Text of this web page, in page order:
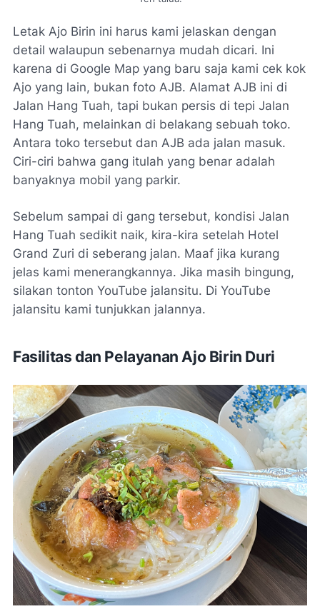
Letak Ajo Birin ini harus kami jelaskan dengan
detail walaupun sebenarnya mudah dicari. Ini
karena di Google Map yang baru saja kami cek kok
Ajo yang lain, bukan foto AJB. Alamat AJB ini di
Jalan Hang Tuah, tapi bukan persis di tepi Jalan
Hang Tuah, melainkan di belakang sebuah toko.
Antara toko tersebut dan AJB ada jalan masuk.
Ciri-ciri bahwa gang itulah yang benar adalah
banyaknya mobil yang parkir.
Sebelum sampai di gang tersebut, kondisi Jalan
Hang Tuah sedikit naik, kira-kira setelah Hotel
Grand Zuri di seberang jalan. Maaf jika kurang
jelas kami menerangkannya. Jika masih bingung,
silakan tonton YouTube jalansitu. Di YouTube
jalansitu kami tunjukkan jalannya.
Fasilitas dan Pelayanan Ajo Birin Duri